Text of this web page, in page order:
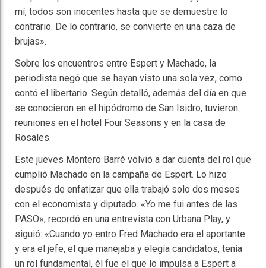
mí, todos son inocentes hasta que se demuestre lo
contrario. De lo contrario, se convierte en una caza de
brujas».
Sobre los encuentros entre Espert y Machado, la
periodista negó que se hayan visto una sola vez, como
contó el libertario. Según detalló, además del día en que
se conocieron en el hipódromo de San Isidro, tuvieron
reuniones en el hotel Four Seasons y en la casa de
Rosales.
Este jueves Montero Barré volvió a dar cuenta del rol que
cumplió Machado en la campaña de Espert. Lo hizo
después de enfatizar que ella trabajó solo dos meses
con el economista y diputado. «Yo me fui antes de las
PASO», recordó en una entrevista con Urbana Play, y
siguió: «Cuando yo entro Fred Machado era el aportante
y era el jefe, el que manejaba y elegía candidatos, tenía
un rol fundamental, él fue el que lo impulsa a Espert a